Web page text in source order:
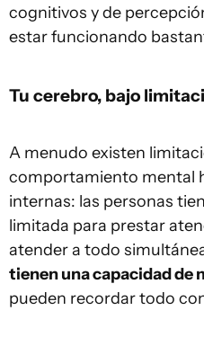
cognitivos y de
estar funcionando
Tu cerebro, bajo
A menudo existen
comportamiento mental
internas: las personas
limitada para prestar
atender a todo
tienen una capacidad de
pueden recordar todo